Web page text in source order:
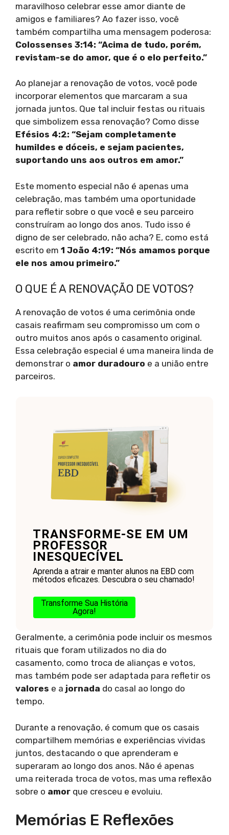
maravilhoso celebrar esse amor diante de
amigos e familiares? Ao fazer isso, você
também compartilha uma mensagem poderosa:
Colossenses 3:14: “Acima de tudo, porém,
revistam-se do amor, que é o elo perfeito.”
Ao planejar a renovação de votos, você pode
incorporar elementos que marcaram a sua
jornada juntos. Que tal incluir festas ou rituais
que simbolizem essa renovação? Como disse
Efésios 4:2: “Sejam completamente
humildes e dóceis, e sejam pacientes,
suportando uns aos outros em amor.”
Este momento especial não é apenas uma
celebração, mas também uma oportunidade
para refletir sobre o que você e seu parceiro
construíram ao longo dos anos. Tudo isso é
digno de ser celebrado, não acha? E, como está
escrito em 1 João 4:19: “Nós amamos porque
ele nos amou primeiro.”
O QUE É A RENOVAÇÃO DE VOTOS?
A renovação de votos é uma cerimônia onde
casais reafirmam seu compromisso um com o
outro muitos anos após o casamento original.
Essa celebração especial é uma maneira linda de
demonstrar o amor duradouro e a união entre
parceiros.
TRANSFORME-SE EM UM
PROFESSOR
INESQUECÍVEL
Aprenda a atrair e manter alunos na EBD com
métodos eficazes. Descubra o seu chamado!
Transforme Sua História
Agora!
Geralmente, a cerimônia pode incluir os mesmos
rituais que foram utilizados no dia do
casamento, como troca de alianças e votos,
mas também pode ser adaptada para refletir os
valores e a jornada do casal ao longo do
tempo.
Durante a renovação, é comum que os casais
compartilhem memórias e experiências vividas
juntos, destacando o que aprenderam e
superaram ao longo dos anos. Não é apenas
uma reiterada troca de votos, mas uma reflexão
sobre o amor que cresceu e evoluiu.
Memórias E Reflexões